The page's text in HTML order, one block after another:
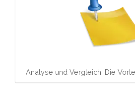
Analyse und Vergleich: Die